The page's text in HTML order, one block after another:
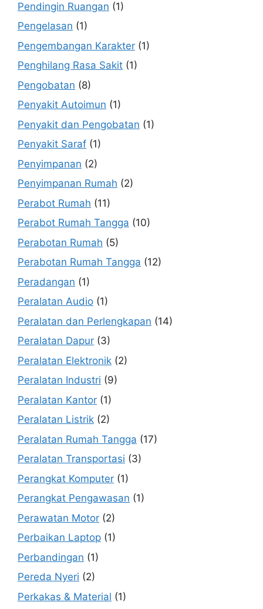
Pendingin Ruangan (1)
Pengelasan (1)
Pengembangan Karakter (1)
Penghilang Rasa Sakit (1)
Pengobatan (8)
Penyakit Autoimun (1)
Penyakit dan Pengobatan (1)
Penyakit Saraf (1)
Penyimpanan (2)
Penyimpanan Rumah (2)
Perabot Rumah (11)
Perabot Rumah Tangga (10)
Perabotan Rumah (5)
Perabotan Rumah Tangga (12)
Peradangan (1)
Peralatan Audio (1)
Peralatan dan Perlengkapan (14)
Peralatan Dapur (3)
Peralatan Elektronik (2)
Peralatan Industri (9)
Peralatan Kantor (1)
Peralatan Listrik (2)
Peralatan Rumah Tangga (17)
Peralatan Transportasi (3)
Perangkat Komputer (1)
Perangkat Pengawasan (1)
Perawatan Motor (2)
Perbaikan Laptop (1)
Perbandingan (1)
Pereda Nyeri (2)
Perkakas & Material (1)